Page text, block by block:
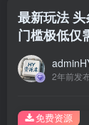
最新玩法
门槛极低
2年前发
免费资源